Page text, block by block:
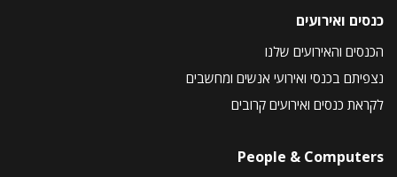
כנסים ואירועים
הכנסים והאירועים שלנו
נצפיתם בכנסי ואירועי אנשים ומחשבים
לקראת כנסים ואירועים קרובים
People & Computers